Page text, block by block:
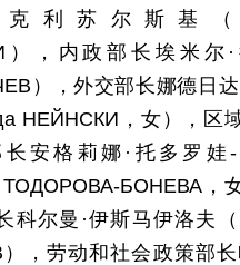
利苏尔斯基（
），内政部长埃米尔
），外交部长娜德日达
НЕЙНСКИ，女），区
安格莉娜·托多罗娃
ТОДОРОВА-БОНЕВА，
科尔曼·伊斯马伊洛夫
，劳动和社会政策部长